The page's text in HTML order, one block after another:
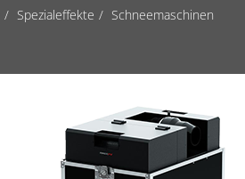
Spezialeffekte
Schneemaschinen